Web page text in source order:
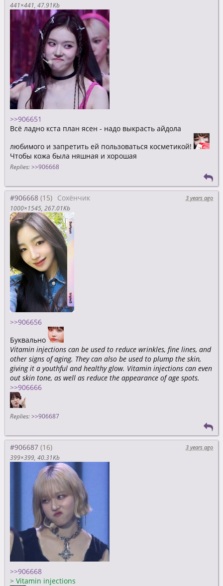
441×441 47.91Kb
>>906651
Всё ладно кста план ясен - надо выкрасть айдола
любимого и запретить ей пользоваться косметикой!
Чтобы кожа была няшная и хорошая
Replies: >>906668
#906668 Сохёнчик
3 years ago
1000×1545 267.01Kb
>>906656
Буквально
Vitamin injections can be used to reduce wrinkles, fine lines, and
other signs of aging. They can also be used to plump the skin,
giving it a youthful and healthy glow. Vitamin injections can even
out skin tone, as well as reduce the appearance of age spots.
>>906666
Replies: >>906687
#906687
3 years ago
399×399 40.31Kb
>>906668
> Vitamin injections